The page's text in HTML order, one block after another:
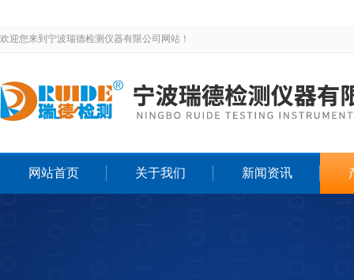
欢迎您来到宁波瑞德检测仪器有限公司网站！
网站首页 关于我们 新闻资讯